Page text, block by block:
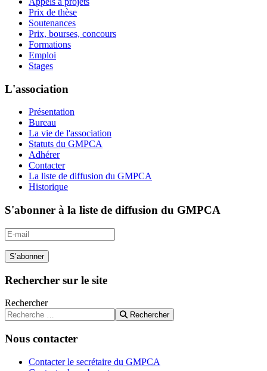
Prix de thèse
Soutenances
Prix, bourses, concours
Formations
Emploi
Stages
L'association
Présentation
Bureau
La vie de l'association
Statuts du GMPCA
Adhérer
Contacter
La liste de diffusion du GMPCA
Historique
S'abonner à la liste de diffusion du GMPCA
S’abonner
Rechercher sur le site
Rechercher
Rechercher
Nous contacter
Contacter le secrétaire du GMPCA